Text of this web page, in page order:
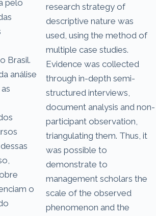
pelo
Brasil.
análise
o
research strategy of
descriptive nature was
used, using the method of
multiple case studies.
Evidence was collected
through in-depth semi-
structured interviews,
document analysis and non-
participant observation,
triangulating them. Thus, it
was possible to
demonstrate to
management scholars the
scale of the observed
phenomenon and the